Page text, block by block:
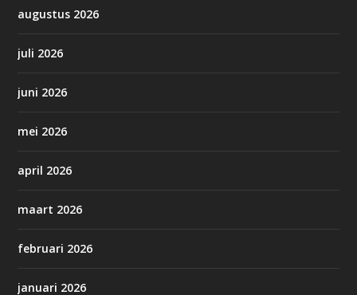
augustus 2026
juli 2026
juni 2026
mei 2026
april 2026
maart 2026
februari 2026
januari 2026